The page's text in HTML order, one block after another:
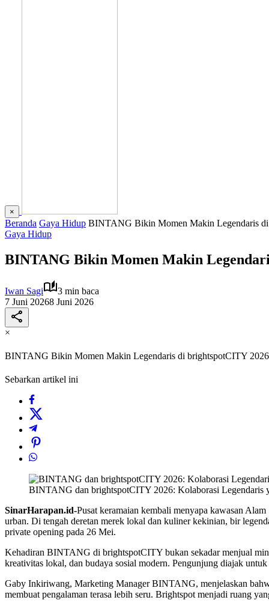
×
Beranda Gaya Hidup BINTANG Bikin Momen Makin Legendaris
Gaya Hidup
BINTANG Bikin Momen Makin
Iwan Sagi
3 min baca
7 Juni 20268 Juni 2026
×
BINTANG Bikin Momen Makin Legendaris di brightspotCITY 2026
Sebarkan artikel ini
BINTANG dan brightspotCITY 2026: Kolaborasi
SinarHarapan.id-Pusat keramaian kembali menyapa kawasan
urban. Di tengah deretan merek lokal dan kuliner kekinian, bir
private opening pada 26 Mei.
Kehadiran BINTANG di brightspotCITY bukan sekadar menjual
kreativitas lokal, dan budaya sosial modern. Pengunjung diajak untuk
Gaby Inkiriwang, Marketing Manager BINTANG, menjelaskan
membuat pengalaman terasa lebih seru. Brightspot menjadi ruang